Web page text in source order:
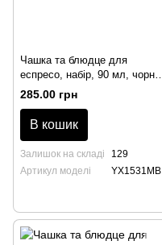
Чашка та блюдце для
еспресо, набір, 90 мл, чорно-
матового кольору
285.00 грн
В кошик
Залишок на складі
129
Артикул моделі
YX1531MB